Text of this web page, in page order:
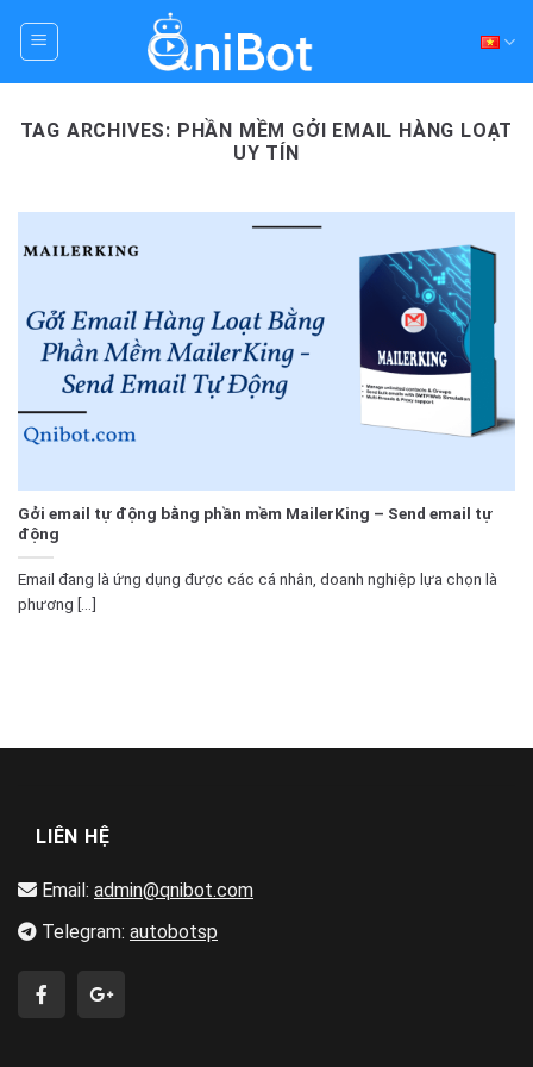
TAG ARCHIVES: PHẦN MỀM GỞI EMAIL HÀNG LOẠT
UY TÍN
Gởi email tự động bằng phần mềm MailerKing – Send email tự
động
Email đang là ứng dụng được các cá nhân, doanh nghiệp lựa chọn là
phương [...]
LIÊN HỆ
Email: admin@qnibot.com
Telegram: autobotsp